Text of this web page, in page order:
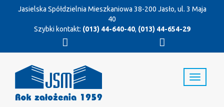
Jasielska Spółdzielnia Mieszkaniowa 38-200 Jasło, ul. 3 Maja
40
Szybki kontakt: (013) 44-640-40, (013) 44-654-29
T
o